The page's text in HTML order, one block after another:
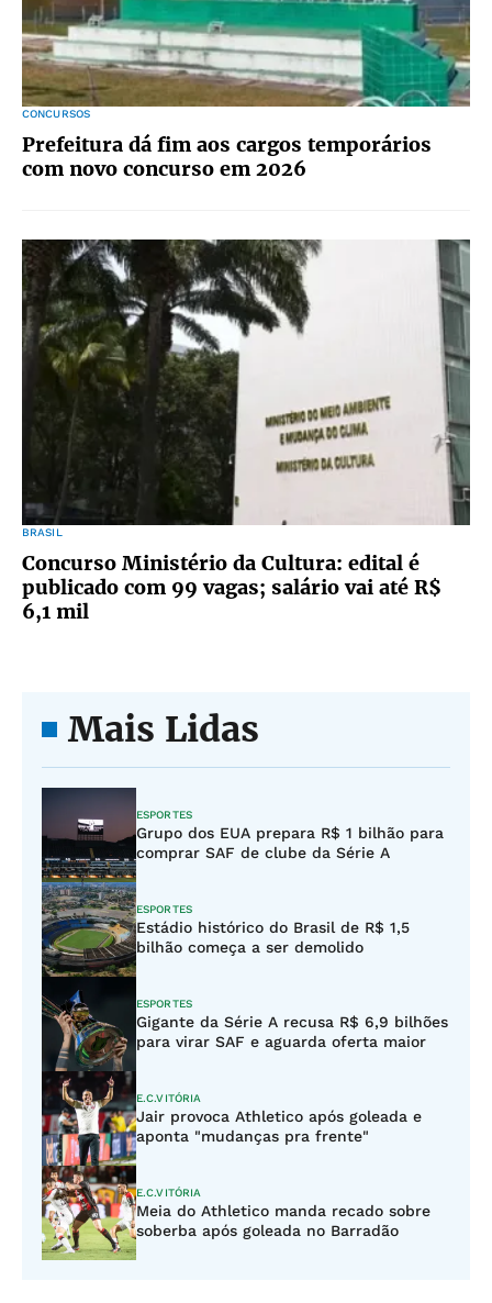
CONCURSOS
Prefeitura dá fim aos cargos temporários
com novo concurso em 2026
BRASIL
Concurso Ministério da Cultura: edital é
publicado com 99 vagas; salário vai até R$
6,1 mil
Mais Lidas
ESPORTES
Grupo dos EUA prepara R$ 1 bilhão para
comprar SAF de clube da Série A
ESPORTES
Estádio histórico do Brasil de R$ 1,5
bilhão começa a ser demolido
ESPORTES
Gigante da Série A recusa R$ 6,9 bilhões
para virar SAF e aguarda oferta maior
E.C.VITÓRIA
Jair provoca Athletico após goleada e
aponta "mudanças pra frente"
E.C.VITÓRIA
Meia do Athletico manda recado sobre
soberba após goleada no Barradão